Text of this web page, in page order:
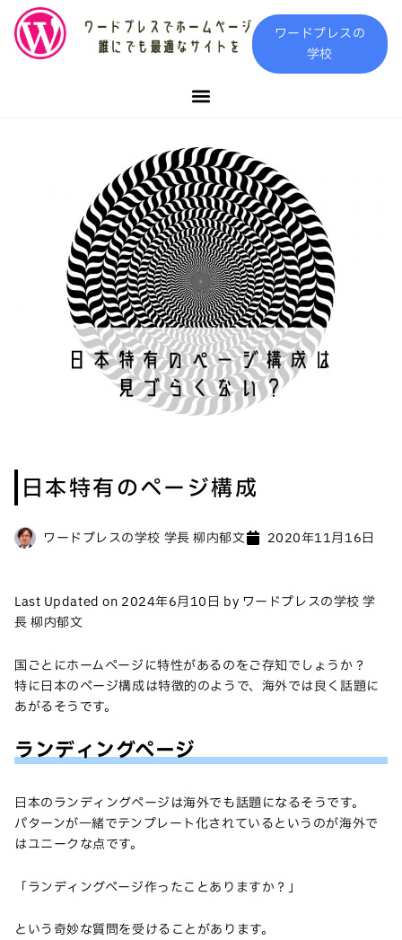
ワードプレスの
学校
日本特有のページ構成
ワードプレスの学校 学長 柳内郁文 2020年11月16日
Last Updated on 2024年6月10日 by ワードプレスの学校 学
長 柳内郁文
国ごとにホームページに特性があるのをご存知でしょうか？
特に日本のページ構成は特徴的のようで、海外では良く話題に
あがるそうです。
ランディングページ
日本のランディングページは海外でも話題になるそうです。
パターンが一緒でテンプレート化されているというのが海外で
はユニークな点です。
「ランディングページ作ったことありますか？」
という奇妙な質問を受けることがあります。